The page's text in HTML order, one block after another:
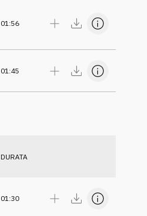
01:56
01:45
DURATA
01:30